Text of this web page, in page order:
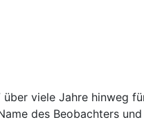
viele Jahre hinweg
des Beobachters